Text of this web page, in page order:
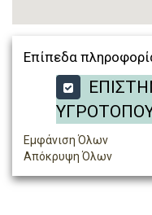
Επίπεδα
Εμφάνιση Όλων
Απόκρυψη Όλων